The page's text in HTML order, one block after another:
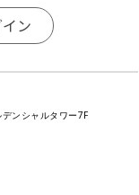
いて
ン
ンシャルタワー7F